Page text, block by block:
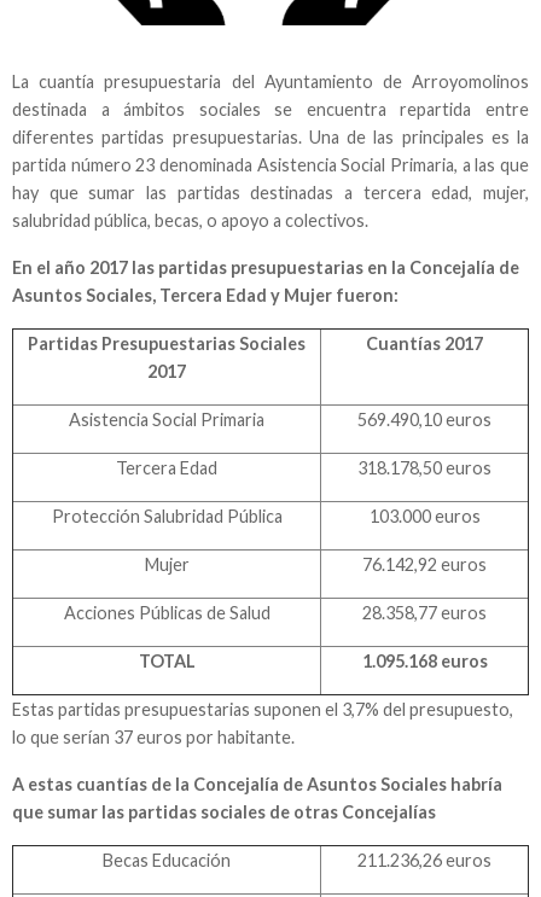
La cuantía presupuestaria del Ayuntamiento de Arroyomolinos
destinada a ámbitos sociales se encuentra repartida entre
diferentes partidas presupuestarias. Una de las principales es la
partida número 23 denominada Asistencia Social Primaria, a las que
hay que sumar las partidas destinadas a tercera edad, mujer,
salubridad pública, becas, o apoyo a colectivos.
En el año 2017 las partidas presupuestarias en la Concejalía de
Asuntos Sociales, Tercera Edad y Mujer fueron:
Partidas Presupuestarias Sociales
2017
Cuantías 2017
Asistencia Social Primaria 569.490,10 euros
Tercera Edad 318.178,50 euros
Protección Salubridad Pública 103.000 euros
Mujer 76.142,92 euros
Acciones Públicas de Salud 28.358,77 euros
TOTAL 1.095.168 euros
Estas partidas presupuestarias suponen el 3,7% del presupuesto,
lo que serían 37 euros por habitante.
A estas cuantías de la Concejalía de Asuntos Sociales habría
que sumar las partidas sociales de otras Concejalías
Becas Educación 211.236,26 euros